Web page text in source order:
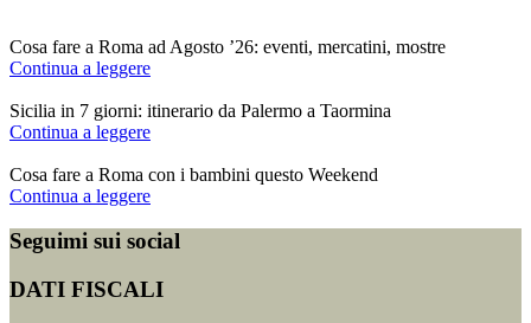
Cosa fare a Roma ad Agosto ’26: eventi, mercatini, mostre
Continua a leggere
Sicilia in 7 giorni: itinerario da Palermo a Taormina
Continua a leggere
Cosa fare a Roma con i bambini questo Weekend
Continua a leggere
Seguimi sui social
DATI FISCALI